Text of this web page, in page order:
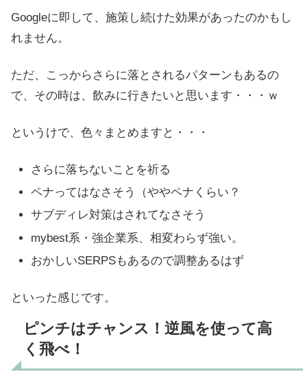
Googleに即して、施策し続けた効果があったのかもし
れません。
ただ、こっからさらに落とされるパターンもあるの
で、その時は、飲みに行きたいと思います・・・ｗ
というけで、色々まとめますと・・・
さらに落ちないことを祈る
ペナってはなさそう（ややペナくらい？
サブディレ対策はされてなさそう
mybest系・強企業系、相変わらず強い。
おかしいSERPSもあるので調整あるはず
といった感じです。
ピンチはチャンス！逆風を使って高
く飛べ！